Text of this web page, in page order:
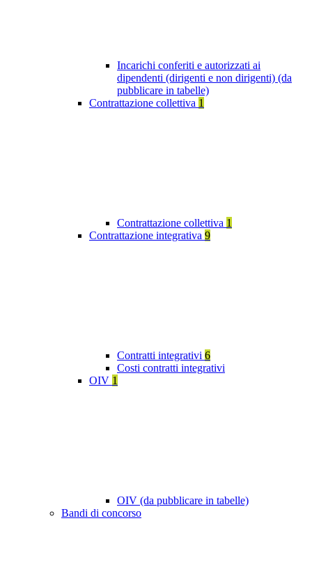
Incarichi conferiti e autorizzati ai
dipendenti (dirigenti e non dirigenti) (da
pubblicare in tabelle)
Contrattazione collettiva 1
Contrattazione collettiva 1
Contrattazione integrativa 9
Contratti integrativi 6
Costi contratti integrativi
OIV 1
OIV (da pubblicare in tabelle)
Bandi di concorso